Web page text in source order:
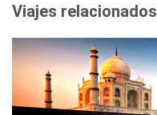
Viajes relacionados